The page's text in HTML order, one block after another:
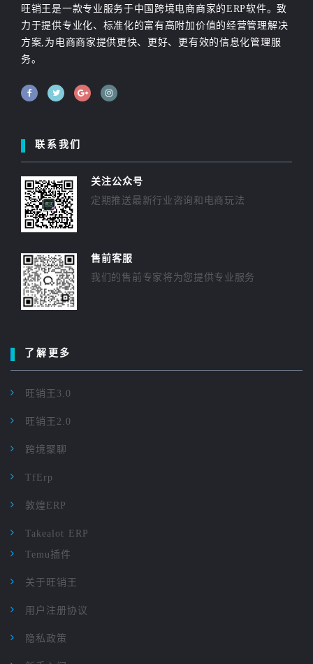
旺销王是一款专业服务于中国跨境电商商家的ERP软件。致
力于提供专业化、标准化的富有高附加价值的经营管理解决
方案,为电商商家提供更快、更好、更有效的信息化管理服
务。
联系我们
关注公众号
定期推送最新行业咨询和电商玩法
售前客服
我们的售前专家将为您提供专业服务
了解更多
旺销王3.0
旺销王2.0
跨境聚聊
TfErp
敦煌ERP
Takealot ERP
Temu插件
关于旺销王
用户注册协议
隐私政策